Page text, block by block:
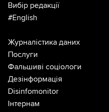
Вибір редакції
#English
Журналістика даних
Послуги
Фальшиві соціологи
Дезінформація
Disinfomonitor
Інтернам